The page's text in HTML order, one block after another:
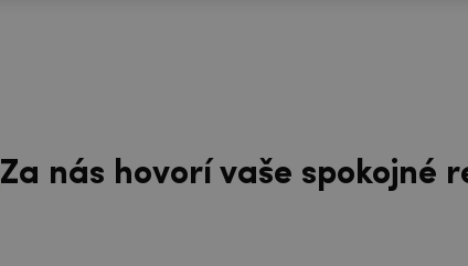
Za nás hovorí vaše spokojné